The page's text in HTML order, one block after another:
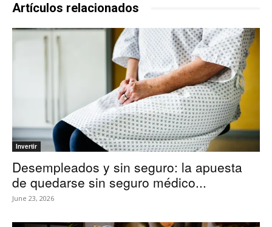
Artículos relacionados
Invertir
Desempleados y sin seguro: la apuesta
de quedarse sin seguro médico...
June 23, 2026